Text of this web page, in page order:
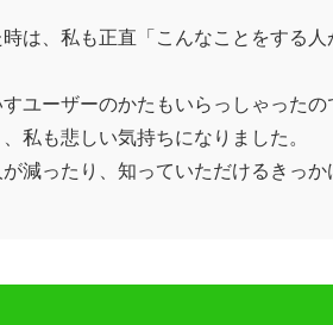
は、私も正直「こんなことをする人
ユーザーのかたもいらっしゃったの
私も悲しい気持ちになりました。
減ったり、知っていただけるきっか